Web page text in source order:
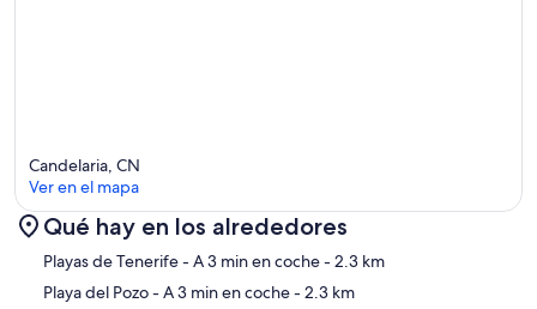
Mapa
Candelaria, CN
Ver en el mapa
Qué hay en los alrededores
Playas de Tenerife- A 3 min en coche- 2.3 km
Playa del Pozo- A 3 min en coche- 2.3 km